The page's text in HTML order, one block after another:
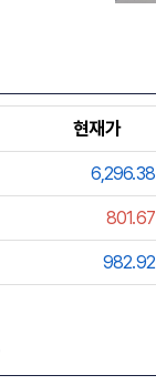
현재가
6,296.38
801.67
982.92